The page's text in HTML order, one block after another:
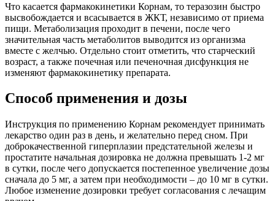
Что касается фармакокинетики Корнам, то теразозин быстро
высвобождается и всасывается в ЖКТ, независимо от приема
пищи. Метаболизация проходит в печени, после чего
значительная часть метаболитов выводится из организма
вместе с желчью. Отдельно стоит отметить, что старческий
возраст, а также почечная или печеночная дисфункция не
изменяют фармакокинетику препарата.
Способ применения и дозы
Инструкция по применению Корнам рекомендует принимать
лекарство один раз в день, и желательно перед сном. При
доброкачественной гиперплазии предстательной железы и
простатите начальная дозировка не должна превышать 1-2 мг
в сутки, после чего допускается постепенное увеличение дозы
сначала до 5 мг, а затем при необходимости – до 10 мг в сутки.
Любое изменение дозировки требует согласования с лечащим